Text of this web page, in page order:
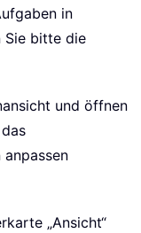
in
Sie bitte die
und öffnen
„Ansicht“